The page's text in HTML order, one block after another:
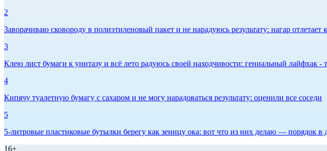
2
Заворачиваю сковороду в полиэтиленовый пакет и не нарадуюсь результату: нагар отлетает
3
Клею лист бумаги к унитазу и всё лето радуюсь своей находчивости: гениальный лайфхак -
4
Кипячу туалетную бумагу с сахаром и не могу нарадоваться результату: оценили все соседи
5
5-литровые пластиковые бутылки берегу как зеницу ока: вот что из них делаю — порядок в
16+